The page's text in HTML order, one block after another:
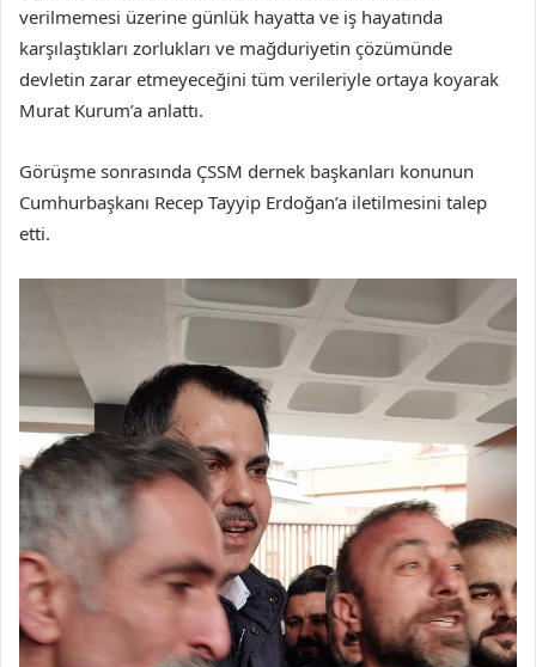
verilmemesi üzerine günlük hayatta ve iş hayatında
karşılaştıkları zorlukları ve mağduriyetin çözümünde
devletin zarar etmeyeceğini tüm verileriyle ortaya koyarak
Murat Kurum’a anlattı.
Görüşme sonrasında ÇSSM dernek başkanları konunun
Cumhurbaşkanı Recep Tayyip Erdoğan’a iletilmesini talep
etti.